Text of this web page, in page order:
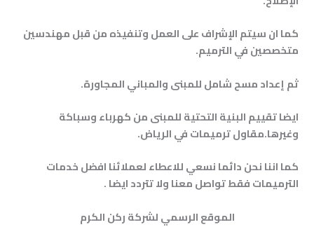
كما ان سيتم الإشراف على العمل وتنفيذه من قبل مهندسين
متخصصين في الترميم.
ثم إعداد مسح شامل للمبنى والمباني المجاورة.
ايضا تقييم البنية التحتية للمبنى من كهرباء وسباكة
وغيرها.مقاول ترميمات في الرياض.
كما اننا نحن دائما نسعي للاعطاء لعملائنا افضل خدمات
الترميمات فقط تواصل معنا ولا تتردد ايضا.
الموقع الرسمي لشركة ركن الكرم